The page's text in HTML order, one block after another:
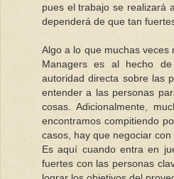
pues el trabajo se realizará
dependerá de que tan
Algo a lo que muchas
Managers es al hecho
autoridad directa sobre las
entender a las personas
cosas. Adicionalmente,
encontramos compitiendo
casos, hay que negociar
Es aquí cuando entra en
fuertes con las personas